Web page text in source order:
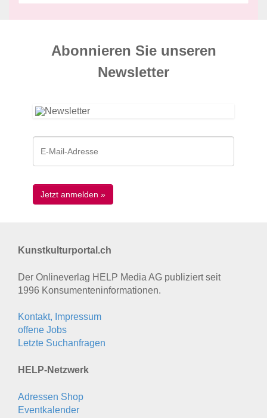
Abonnieren Sie unseren
News­letter
Kunstkulturportal.ch
Der Onlineverlag HELP Media AG publiziert seit
1996 Konsumenten­informationen.
Kontakt, Impressum
offene Jobs
Letzte Suchanfragen
HELP-Netzwerk
Adressen Shop
Eventkalender